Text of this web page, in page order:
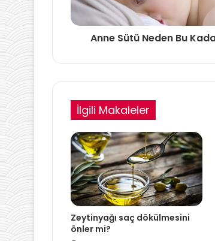
Anne Sütü Neden Bu
İlgili Makaleler
Zeytinyağı saç dökülmesini
önler mi?